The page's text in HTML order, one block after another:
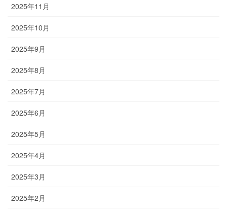
2025年11月
2025年10月
2025年9月
2025年8月
2025年7月
2025年6月
2025年5月
2025年4月
2025年3月
2025年2月